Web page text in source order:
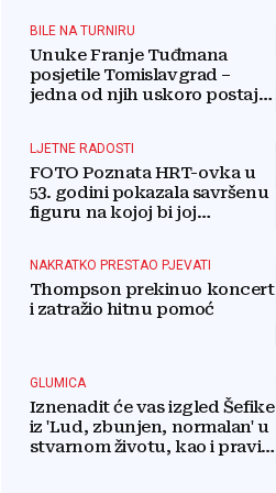
BILE NA TURNIRU
Unuke Franje Tuđmana
posjetile Tomislavgrad –
jedna od njih uskoro postaje
LJETNE RADOSTI
FOTO Poznata HRT-ovka u
53. godini pokazala savršenu
figuru na kojoj bi joj
NAKRATKO PRESTAO PJEVATI
Thompson prekinuo koncert
i zatražio hitnu pomoć
GLUMICA
Iznenadit će vas izgled Šefike
iz 'Lud, zbunjen, normalan' u
stvarnom životu, kao i pravi